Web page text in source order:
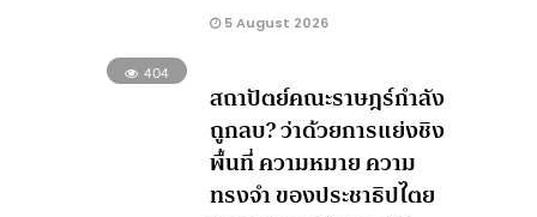
5 August 2026
404
สถาปัตย์คณะราษฎร์กำลัง
ถูกลบ? ว่าด้วยการแย่งชิง
พื้นที่ ความหมาย ความ
ทรงจำ ของประชาธิปไตย